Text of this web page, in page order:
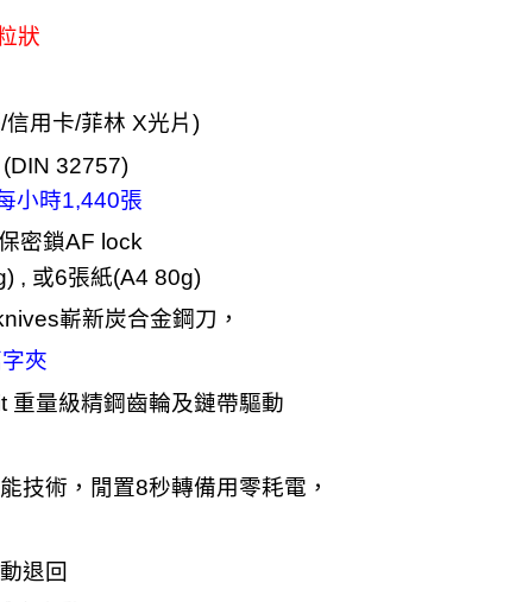
狀
/信用卡/菲林 X光片)
(DIN 32757)
小時1,440張
密鎖AF lock
, 或6張紙(A4 80g)
嶄新炭合金鋼刀，
夾
重量級精鋼齒輪及鏈帶驅動
技術，閒置8秒轉備用零耗電，
退回